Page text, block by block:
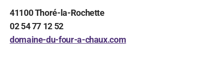
41100 Thoré-la-Rochette
02 54 77 12 52
domaine-du-four-a-chaux.com